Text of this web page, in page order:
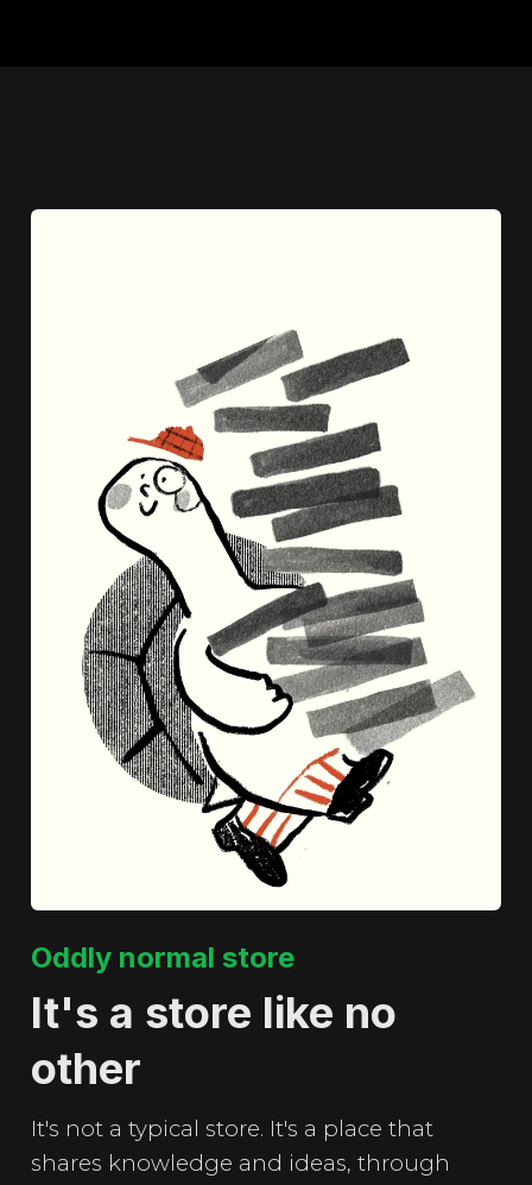
Oddly normal store
It's a store like no
other
It's not a typical store. It's a place that
shares knowledge and ideas, through